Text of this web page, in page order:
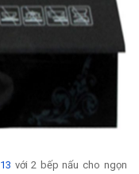
với 2 bếp nấu cho ngọn